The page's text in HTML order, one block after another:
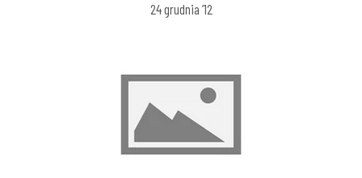
24 grudnia ’12